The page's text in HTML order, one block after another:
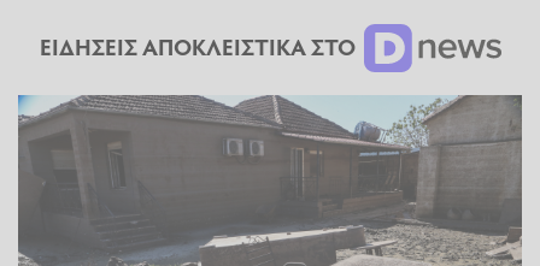
ΕΙΔΗΣΕΙΣ ΑΠΟΚΛΕΙΣΤΙΚΑ ΣΤΟ